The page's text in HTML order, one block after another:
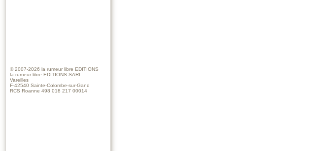
© 2007-2026 la rumeur libre EDITIONS
la rumeur libre EDITIONS SARL
Vareilles
F-42540 Sainte-Colombe-sur-Gand
RCS Roanne 498 018 217 00014